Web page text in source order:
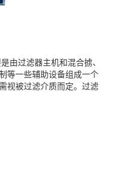
由过滤器主机和混合掳、
等一些辅助设备组成一个
视被过滤介质而定。过滤